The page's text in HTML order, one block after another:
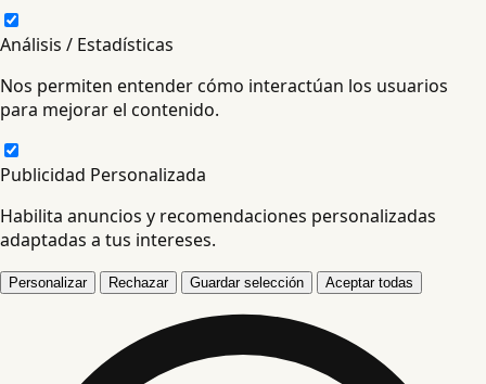
Análisis / Estadísticas
Nos permiten entender cómo interactúan los usuarios
para mejorar el contenido.
Publicidad Personalizada
Habilita anuncios y recomendaciones personalizadas
adaptadas a tus intereses.
Personalizar Rechazar Guardar selección Aceptar todas